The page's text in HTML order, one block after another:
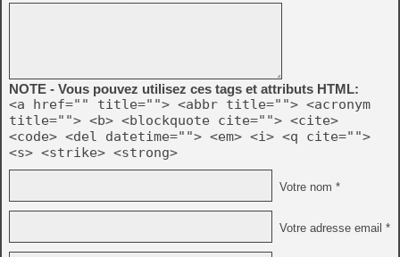
NOTE - Vous pouvez utilisez ces tags et attributs HTML:
<a href="" title=""> <abbr title=""> <acronym
title=""> <b> <blockquote cite=""> <cite>
<code> <del datetime=""> <em> <i> <q cite="">
<s> <strike> <strong>
Votre nom *
Votre adresse email *